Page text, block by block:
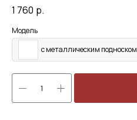
1 760 р.
Модель
с металлическим подноском